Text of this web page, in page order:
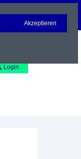
Login
Akzeptieren